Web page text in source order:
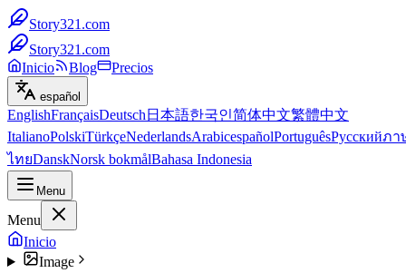
Story321.com
Story321.com
Inicio
Blog Precios
español
EnglishFrançaisDeutsch 日本語한국인简体中文繁體中文
ItalianoPolskiTürkçeNederlandsArabicespañolPortuguêsРусскийภา
ไทยDanskNorsk bokmålBahasa Indonesia
Menu
Menu
Inicio
Image